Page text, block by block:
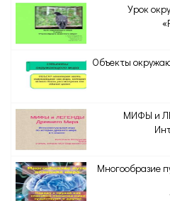
Урок
Объекты
МИФЫ и
Многообразие